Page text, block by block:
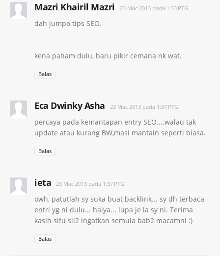
Mazri Khairil Mazri 23 Mac 2013 pada 1:33 PTG
dah jumpa tips SEO.
kena paham dulu, baru pikir cemana nk wat.
Balas
Eca Dwinky Asha 23 Mac 2013 pada 1:37 PTG
percaya pada kemantapan entry SEO....walau tak
update atau kurang BW,masi mantain seperti biasa.
Balas
ieta 23 Mac 2013 pada 1:37 PTG
owh, patutlah sy suka buat backlink... sy dh terbaca
entri yg ni dulu... haiya... lupa je la sy ni. Terima
kasih sifu sll2 ingatkan semula bab2 macamni :)
Balas